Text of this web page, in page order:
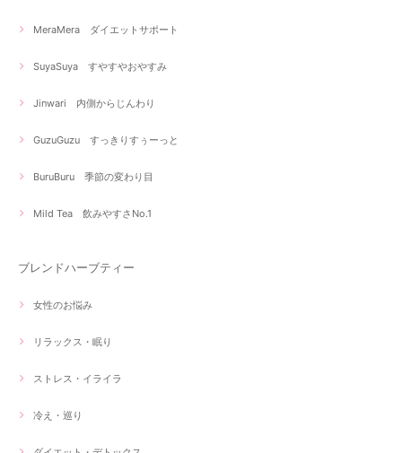
MeraMera ダイエットサポート
SuyaSuya すやすやおやすみ
Jinwari 内側からじんわり
GuzuGuzu すっきりすぅーっと
BuruBuru 季節の変わり目
Mild Tea 飲みやすさNo.1
ブレンドハーブティー
女性のお悩み
リラックス・眠り
ストレス・イライラ
冷え・巡り